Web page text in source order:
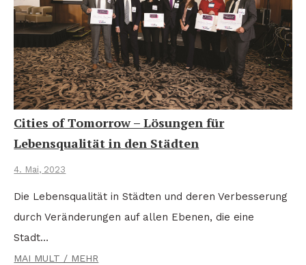
Cities of Tomorrow – Lösungen für
Lebensqualität in den Städten
4. Mai, 2023
Die Lebensqualität in Städten und deren Verbesserung
durch Veränderungen auf allen Ebenen, die eine
Stadt…
MAI MULT / MEHR